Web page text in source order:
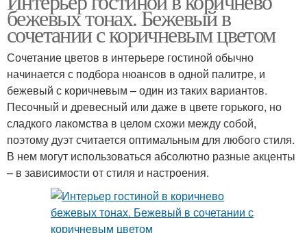
бежевых тонах. Бежевый в
сочетании с коричневым цветом
Сочетание цветов в интерьере гостиной обычно
начинается с подбора нюансов в одной палитре, и
бежевый с коричневым – один из таких вариантов.
Песочный и древесный или даже в цвете горького, но
сладкого лакомства в целом схожи между собой,
поэтому дуэт считается оптимальным для любого стиля.
В нем могут использоваться абсолютно разные акценты
– в зависимости от стиля и настроения.